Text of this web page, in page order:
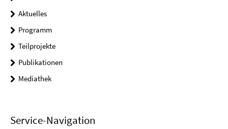
Aktuelles
Programm
Teilprojekte
Publikationen
Mediathek
Service-Navigation